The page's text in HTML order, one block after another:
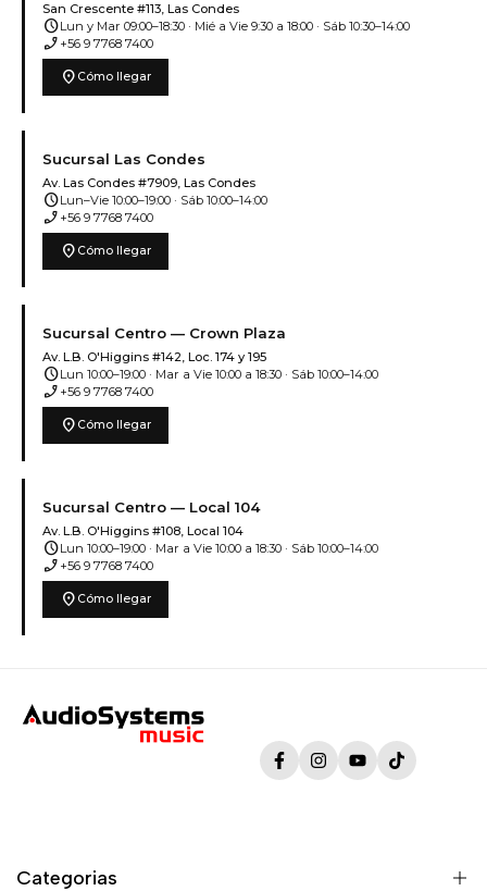
San Crescente #113, Las Condes
scheduleLun y Mar 09:00–18:30 · Mié a Vie 9:30 a 18:00 · Sáb 10:30–14:00
phone_enabled +56 9 7768 7400
location_on Cómo llegar
Sucursal Las Condes
Av. Las Condes #7909, Las Condes
scheduleLun–Vie 10:00–19:00 · Sáb 10:00–14:00
phone_enabled +56 9 7768 7400
location_on Cómo llegar
Sucursal Centro — Crown Plaza
Av. L.B. O'Higgins #142, Loc. 174 y 195
scheduleLun 10:00–19:00 · Mar a Vie 10:00 a 18:30 · Sáb 10:00–14:00
phone_enabled +56 9 7768 7400
location_on Cómo llegar
Sucursal Centro — Local 104
Av. L.B. O'Higgins #108, Local 104
scheduleLun 10:00–19:00 · Mar a Vie 10:00 a 18:30 · Sáb 10:00–14:00
phone_enabled +56 9 7768 7400
location_on Cómo llegar
FacebookInstagramYouTubeTikTok
Categorias